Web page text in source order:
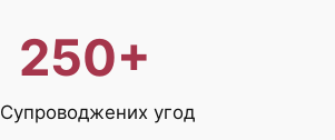
250+
Супроводжених угод